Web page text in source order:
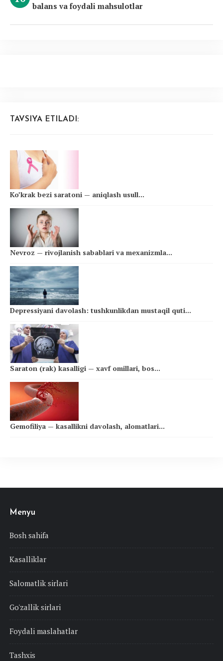
balans va foydali mahsulotlar
TAVSIYA ETILADI:
Ko’krak bezi saratoni — aniqlash usull...
Nevroz — rivojlanish sabablari va mexanizmla...
Depressiyani davolash: tushkunlikdan mustaqil quti...
Saraton (rak) kasalligi — xavf omillari, bos...
Gemofiliya — kasallikni davolash, alomatlari...
Menyu
Bosh sahifa
Kasalliklar
Salomatlik sirlari
Go'zallik sirlari
Foydali maslahatlar
Tashxis